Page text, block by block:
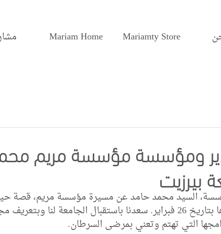
Mariamty Store
Mariam Home
ومؤسسة مؤسسة مريم
بيرزيت
السيد محمد حامد عن مسيرة مؤسسة مريم، قصة
بيرزيت التي تم تنفيذها بتاريخ 26 فبراير. سعدنا باستقبال الجامعة لنا
التي تهتم وتعني بمرضى السرطان.